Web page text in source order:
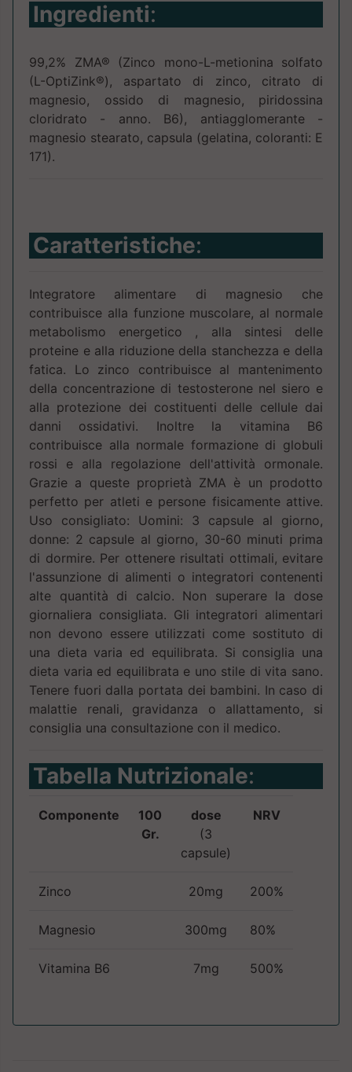
Ingredienti:
99,2% ZMA® (Zinco mono-L-metionina solfato
(L-OptiZink®), aspartato di zinco, citrato di
magnesio, ossido di magnesio, piridossina
cloridrato - anno. B6), antiagglomerante -
magnesio stearato, capsula (gelatina, coloranti: E
171).
Caratteristiche:
Integratore alimentare di magnesio che
contribuisce alla funzione muscolare, al normale
metabolismo energetico , alla sintesi delle
proteine e alla riduzione della stanchezza e della
fatica. Lo zinco contribuisce al mantenimento
della concentrazione di testosterone nel siero e
alla protezione dei costituenti delle cellule dai
danni ossidativi. Inoltre la vitamina B6
contribuisce alla normale formazione di globuli
rossi e alla regolazione dell'attività ormonale.
Grazie a queste proprietà ZMA è un prodotto
perfetto per atleti e persone fisicamente attive.
Uso consigliato: Uomini: 3 capsule al giorno,
donne: 2 capsule al giorno, 30-60 minuti prima
di dormire. Per ottenere risultati ottimali, evitare
l'assunzione di alimenti o integratori contenenti
alte quantità di calcio. Non superare la dose
giornaliera consigliata. Gli integratori alimentari
non devono essere utilizzati come sostituto di
una dieta varia ed equilibrata. Si consiglia una
dieta varia ed equilibrata e uno stile di vita sano.
Tenere fuori dalla portata dei bambini. In caso di
malattie renali, gravidanza o allattamento, si
consiglia una consultazione con il medico.
Tabella Nutrizionale:
Componente
100
Gr.
dose
(3
capsule)
NRV
Zinco 20mg 200%
Magnesio 300mg 80%
Vitamina B6 7mg 500%